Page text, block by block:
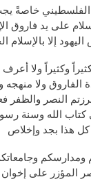
خاصةً
على يد فاروق
إلا
وكثيراً ولا
الفاروق ولا
النصر والظفر
الله وسنة
كل هذا بجد وإخلاص
المؤزر على إخوان